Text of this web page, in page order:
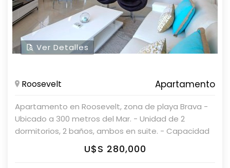
Ver Detalles
Roosevelt Apartamento
Apartamento en Roosevelt, zona de playa Brava -
Ubicado a 300 metros del Mar. - Unidad de 2
dormitorios, 2 baños, ambos en suite. - Capacidad
para 6 personas, con 5 camas. - Cocina bien
equipada. - Living comedor. Equipamiento: -
U$S 280,000